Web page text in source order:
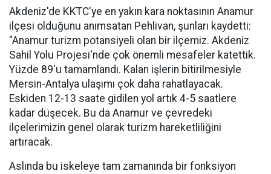
Akdeniz'de KKTC'ye en yakın kara noktasının Anamur
ilçesi olduğunu anımsatan Pehlivan, şunları kaydetti:
"Anamur turizm potansiyeli olan bir ilçemiz. Akdeniz
Sahil Yolu Projesi'nde çok önemli mesafeler katettik.
Yüzde 89'u tamamlandı. Kalan işlerin bitirilmesiyle
Mersin-Antalya ulaşımı çok daha rahatlayacak.
Eskiden 12-13 saate gidilen yol artık 4-5 saatlere
kadar düşecek. Bu da Anamur ve çevredeki
ilçelerimizin genel olarak turizm hareketliliğini
artıracak.
Aslında bu iskeleye tam zamanında bir fonksiyon